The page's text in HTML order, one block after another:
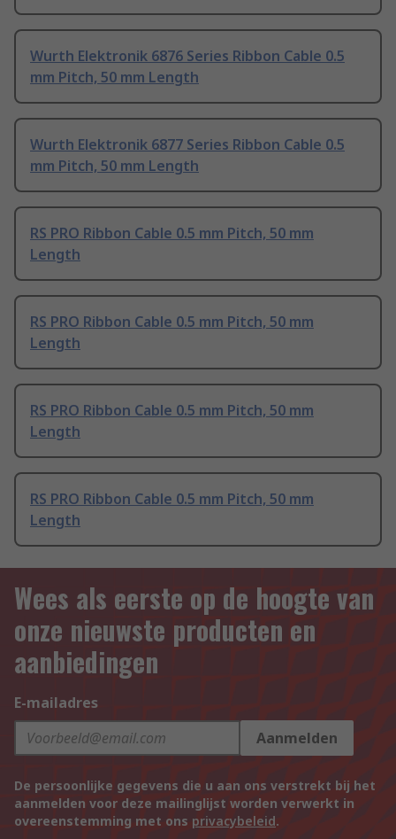
Wurth Elektronik 6876 Series Ribbon Cable 0.5
mm Pitch, 50 mm Length
Wurth Elektronik 6877 Series Ribbon Cable 0.5
mm Pitch, 50 mm Length
RS PRO Ribbon Cable 0.5 mm Pitch, 50 mm
Length
RS PRO Ribbon Cable 0.5 mm Pitch, 50 mm
Length
RS PRO Ribbon Cable 0.5 mm Pitch, 50 mm
Length
RS PRO Ribbon Cable 0.5 mm Pitch, 50 mm
Length
Wees als eerste op de hoogte van
onze nieuwste producten en
aanbiedingen
E-mailadres
Aanmelden
De persoonlijke gegevens die u aan ons verstrekt bij het
aanmelden voor deze mailinglijst worden verwerkt in
overeenstemming met ons privacybeleid.